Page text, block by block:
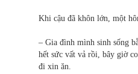
Khi cậu đã khôn lớn, một
– Gia đình mình sinh sống
hết sức vất vả rồi, bây giờ
đi xin ăn.